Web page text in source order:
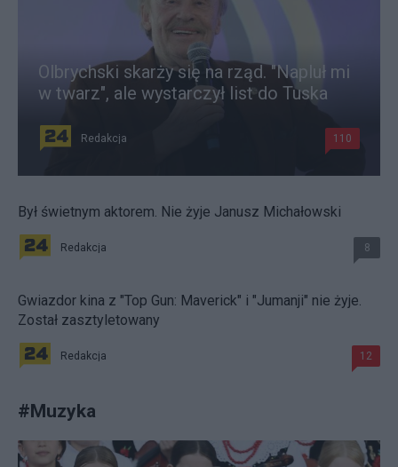
Olbrychski skarży się na rząd. "Napluł mi
w twarz", ale wystarczył list do Tuska
Redakcja 110
Był świetnym aktorem. Nie żyje Janusz Michałowski
Redakcja 8
Gwiazdor kina z "Top Gun: Maverick" i "Jumanji" nie żyje.
Został zasztyletowany
Redakcja 12
#Muzyka